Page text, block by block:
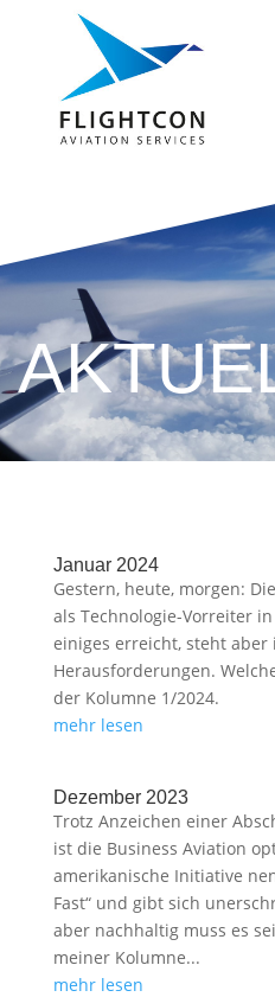
Januar 2024
Gestern, heute, morgen:
als Technologie-Vorreiter
einiges erreicht, steht
Herausforderungen.
der Kolumne 1/2024.
mehr lesen
Dezember 2023
Trotz Anzeichen einer
ist die Business Aviation
amerikanische Initiative
Fast“ und gibt sich
aber nachhaltig muss es
meiner Kolumne...
mehr lesen